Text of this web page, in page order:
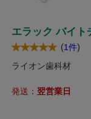
エラック バイト
(1件)
ライオン歯科材
発送： 翌営業日